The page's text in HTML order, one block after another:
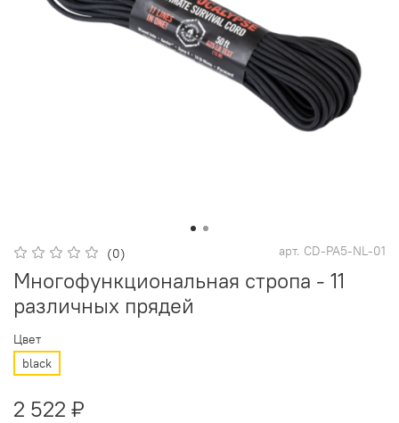
(0) арт. CD-PA5-NL-01
Многофункциональная стропа - 11
различных прядей
Цвет
black
2 522 ₽